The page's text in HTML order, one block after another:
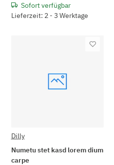
Sofort verfügbar
Lieferzeit: 2 - 3 Werktage
Dilly
Numetu stet kasd lorem dium
carpe